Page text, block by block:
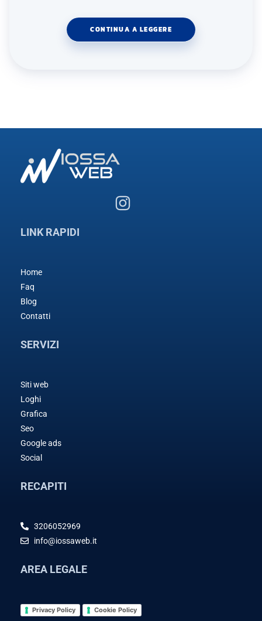
CONTINUA A LEGGERE
LINK RAPIDI
Home
Faq
Blog
Contatti
SERVIZI
Siti web
Loghi
Grafica
Seo
Google ads
Social
RECAPITI
3206052969
info@iossaweb.it
AREA LEGALE
Privacy Policy Cookie Policy